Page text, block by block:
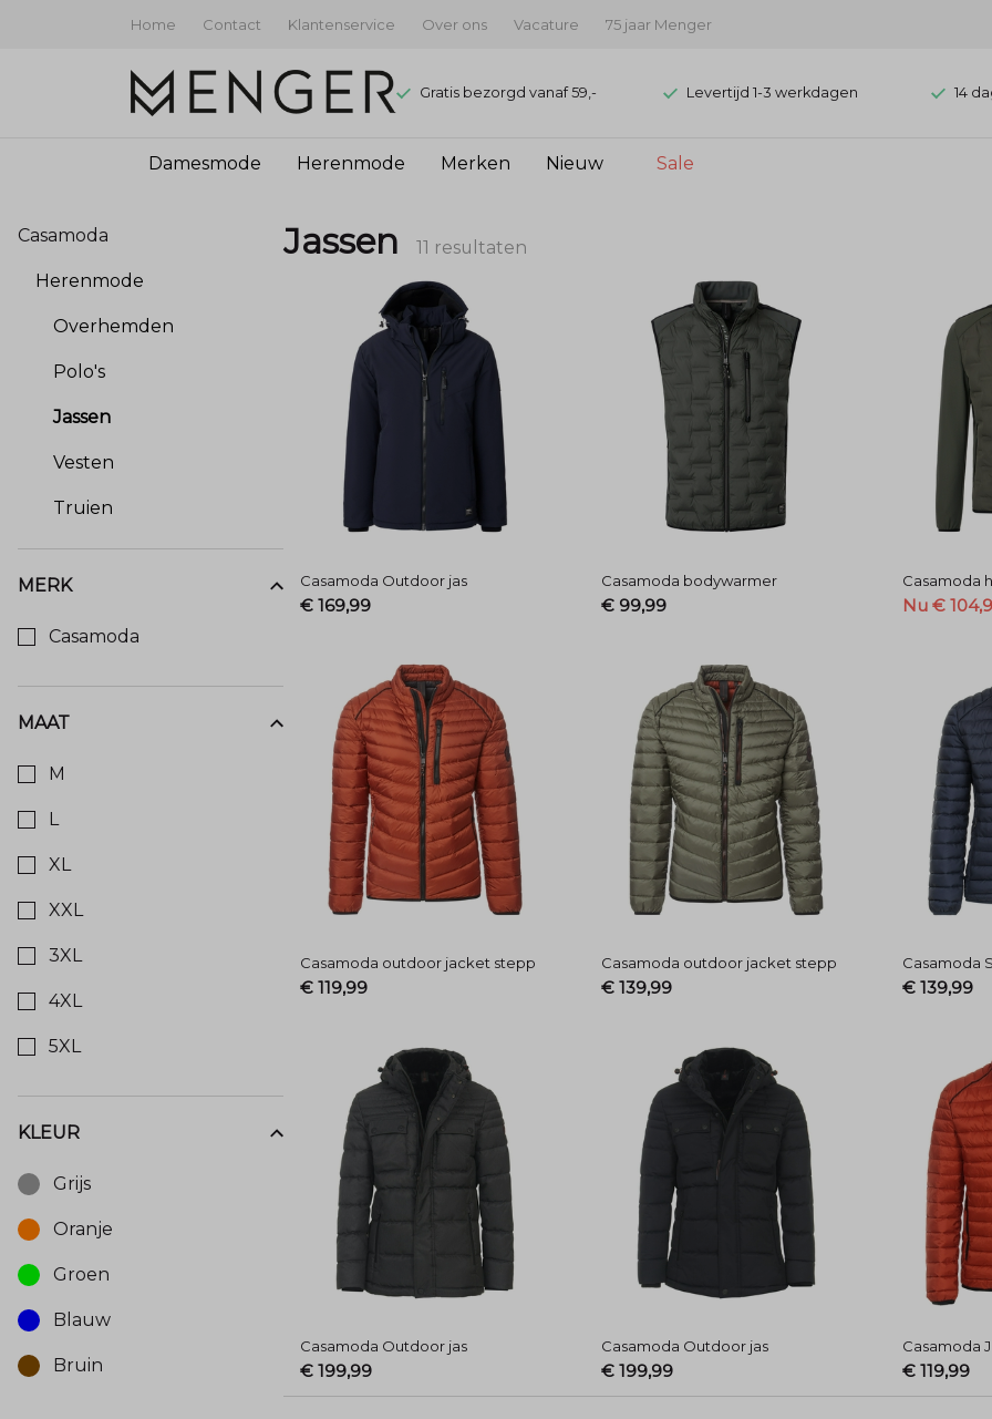
Home Contact Klantenservice Over ons Vacature 75 jaar Menger
Gratis bezorgd vanaf 59,- Levertijd 1-3 werkdagen 14
Damesmode Herenmode Merken Nieuw Sale
Jassen
Menger
Mode
Casamoda
Herenmode
Overhemden
Polo's
Jassen
Vesten
Truien
MERK
Casamoda
MAAT
M
L
XL
XXL
3XL
4XL
5XL
KLEUR
Grijs
Oranje
Groen
Blauw
Bruin
Jassen 11 resultaten
Casamoda Outdoor jas
€ 169,99
Casamoda bodywarmer
€ 99,99
Casamoda
Nu €
Casamoda outdoor jacket stepp
€ 119,99
Casamoda outdoor jacket stepp
€ 139,99
Casamoda
€ 139,99
Casamoda Outdoor jas
€ 199,99
Casamoda Outdoor jas
€ 199,99
Casamoda
€ 119,99